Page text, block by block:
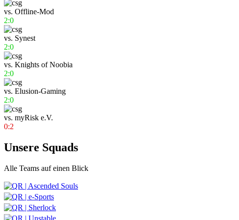
vs. Offline-Mod
2:0
vs. Synest
2:0
vs. Knights of Noobia
2:0
vs. Elusion-Gaming
2:0
vs. myRisk e.V.
0:2
Unsere Squads
Alle Teams auf einen Blick